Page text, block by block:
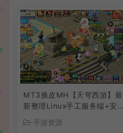
MT3换皮MH【天穹西游】最
新整理Linux手工服务端+安
建教程+全套源码+视频教程
手游资源